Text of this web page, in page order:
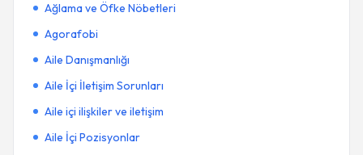
Ağlama ve Öfke Nöbetleri
Agorafobi
Aile Danışmanlığı
Aile İçi İletişim Sorunları
Aile içi ilişkiler ve iletişim
Aile İçi Pozisyonlar